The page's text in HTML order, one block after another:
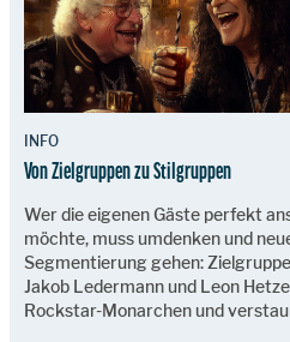
INFO
Von Zielgruppen zu Stilgruppen
Wer die eigenen Gäste perfekt
möchte, muss umdenken und
Segmentierung gehen:
Jakob Ledermann und Leon
Rockstar-Monarchen und